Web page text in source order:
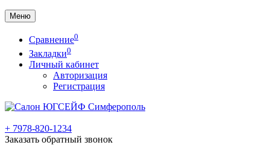
Меню
Сравнение0
Закладки0
Личный кабинет
Авторизация
Регистрация
+ 7978-820-1234
Заказать обратный звонок